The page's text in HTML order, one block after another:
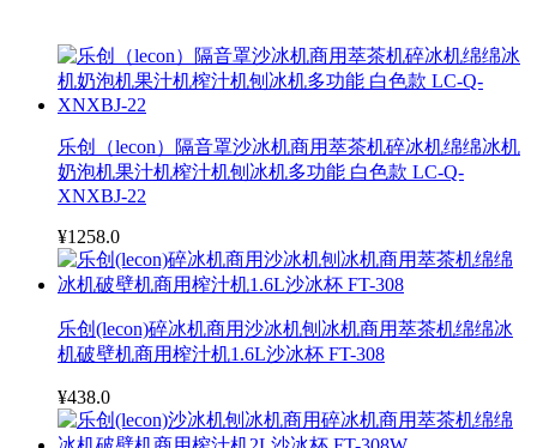
乐创（lecon）隔音罩沙冰机商用萃茶机碎冰机绵绵冰机
奶泡机果汁机榨汁机刨冰机多功能 白色款 LC-Q-
XNXBJ-22
¥1258.0
乐创(lecon)碎冰机商用沙冰机刨冰机商用萃茶机绵绵冰
机破壁机商用榨汁机1.6L沙冰杯 FT-308
¥438.0